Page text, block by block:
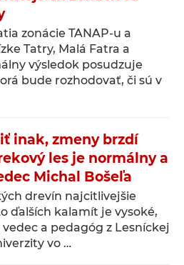
zonácie TANAP-u a
Tatry, Malá Fatra a
výsledok posudzuje
bude rozhodovať, či sú v
inak, zmeny brzdí
les je normálny a
Michal Bošeľa
drevín najcitlivejšie
ďalších kalamít je vysoké,
a pedagóg z Lesníckej
vo …